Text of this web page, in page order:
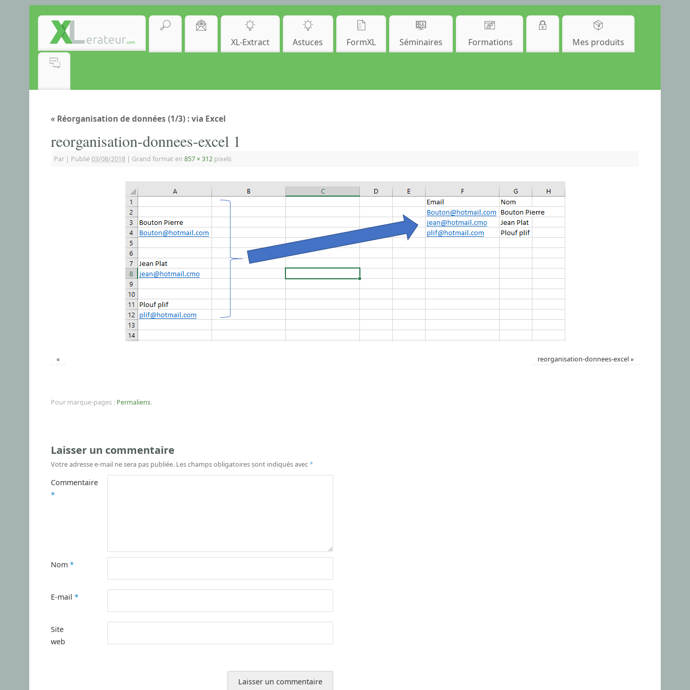
XL-Extract Astuces FormXL Séminaires Formations Mes produits
« Réorganisation de données (1/3) : via Excel
reorganisation-donnees-excel 1
Par | Publié03/08/2018 | Grand format en 857 × 312 pixels
« reorganisation-donnees-excel»
Pour marque-pages : Permaliens.
Laisser un commentaire
Votre adresse e-mail ne sera pas publiée. Les champs obligatoires sont indiqués avec*
Commentaire
*
Nom *
E-mail *
Site
web